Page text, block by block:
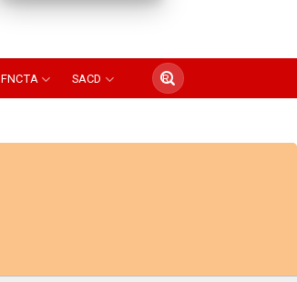
FNCTA SACD